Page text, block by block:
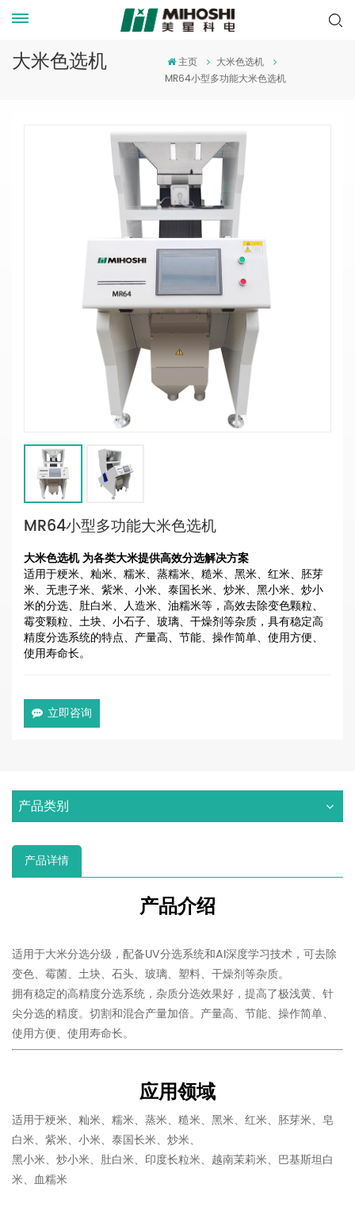
大米色选机 主页
大米色选机
MR64小型多功能大米色选机
MR64小型多功能大米色选机
大米色选机为各类大米提供高效分选解决方案
适用于粳米、籼米、糯米、蒸糯米、糙米、黑米、红米、胚芽
米、无患子米、紫米、小米、泰国长米、炒米、黑小米、炒小
米的分选、肚白米、人造米、油糯米等，高效去除变色颗粒、
霉变颗粒、土块、小石子、玻璃、干燥剂等杂质，具有稳定高
精度分选系统的特点、产量高、节能、操作简单、使用方便、
使用寿命长。
立即咨询
产品类别
产品详情
产品介绍
适用于大米分选分级，配备UV分选系统和AI深度学习技术，可去除
变色、霉菌、土块、石头、玻璃、塑料、干燥剂等杂质。
拥有稳定的高精度分选系统，杂质分选效果好，提高了极浅黄、针
尖分选的精度。切割和混合产量加倍。产量高、节能、操作简单、
使用方便、使用寿命长。
应用领域
适用于粳米、籼米、糯米、蒸米、糙米、黑米、红米、胚芽米、皂
白米、紫米、小米、泰国长米、炒米、
黑小米、炒小米、肚白米、印度长粒米、越南茉莉米、巴基斯坦白
米、血糯米